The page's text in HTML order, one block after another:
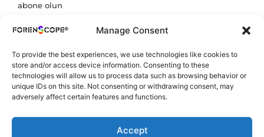
Manage Consent
To provide the best experiences, we use technologies like cookies to
store and/or access device information. Consenting to these
technologies will allow us to process data such as browsing behavior or
unique IDs on this site. Not consenting or withdrawing consent, may
adversely affect certain features and functions.
Accept
abone olun
Abone ol butonuna tıklayarakKVKK Politikamızı
onaylamış olursunuz.